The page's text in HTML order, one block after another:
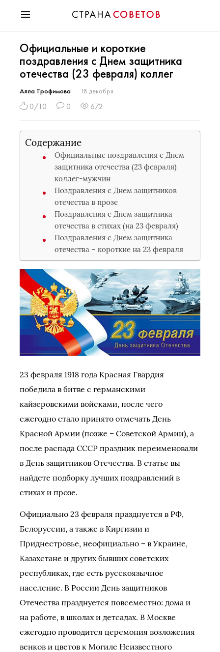
Мода
Звезды
Гороскопы
Здоровье
Психология
Разное
Праздники
Официальные и короткие
поздравления с Днем защитника
отечества (23 февраля) коллег
Алла Трофимова 18 декабря
0/10 0 672
Содержание
Официальные поздравления с Днем
защитника отечества (23 февраля)
коллег-мужчин
Поздравления с Днем защитников
отечества в прозе
Поздравления с Днем защитника
отечества в стихах (на 23 февраля)
Поздравления с Днем защитника
отечества – короткие на 23 февраля
23 февраля 1918 года Красная Гвардия
победила в битве с германскими
кайзеровскими войсками, после чего
ежегодно стало принято отмечать День
Красной Армии (позже – Советской Армии), а
после распада СССР праздник переименовали
в День защитников Отечества. В статье вы
найдете подборку лучших поздравлений в
стихах и прозе.
Официально 23 февраля празднуется в РФ,
Белоруссии, а также в Киргизии и
Приднестровье, неофициально – в Украине,
Казахстане и других бывших советских
республиках, где есть русскоязычное
население. В России День защитников
Отечества празднуется повсеместно: дома и
на работе, в школах и детсадах. В Москве
ежегодно проводится церемония возложения
венков и цветов к Могиле Неизвестного